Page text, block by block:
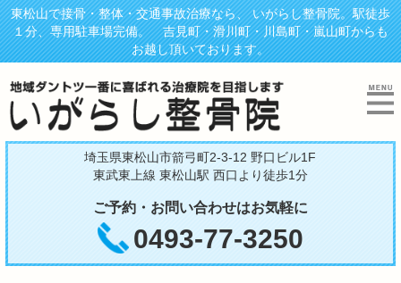
東松山で接骨・整体・交通事故治療なら、 いがらし整骨院。駅徒歩
１分、専用駐車場完備。 吉見町・滑川町・川島町・嵐山町からも
お越し頂いております。
埼玉県東松山市箭弓町2-3-12 野口ビル1F
東武東上線 東松山駅 西口より徒歩1分
ご予約・お問い合わせはお気軽に
0493-77-3250